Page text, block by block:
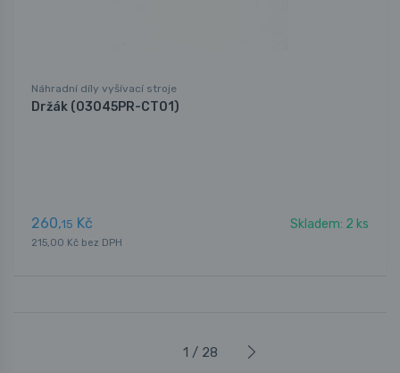
Náhradní díly vyšívací stroje
Držák (03045PR-CT01)
260,15 Kč Skladem: 2 ks
215,00 Kč bez DPH
1 / 28